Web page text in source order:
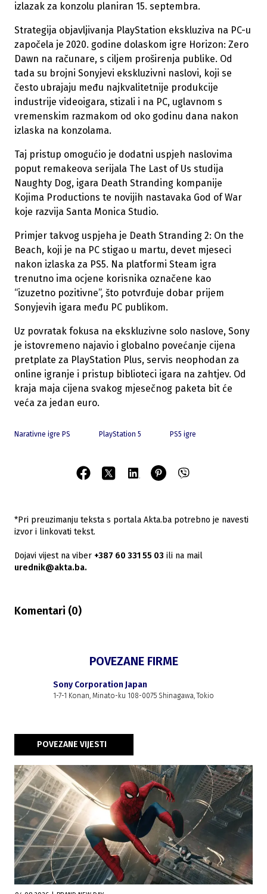
izlazak za konzolu planiran 15. septembra.
Strategija objavljivanja PlayStation ekskluziva na PC-u
započela je 2020. godine dolaskom igre Horizon: Zero
Dawn na računare, s ciljem proširenja publike. Od
tada su brojni Sonyjevi ekskluzivni naslovi, koji se
često ubrajaju među najkvalitetnije produkcije
industrije videoigara, stizali i na PC, uglavnom s
vremenskim razmakom od oko godinu dana nakon
izlaska na konzolama.
Taj pristup omogućio je dodatni uspjeh naslovima
poput remakeova serijala The Last of Us studija
Naughty Dog, igara Death Stranding kompanije
Kojima Productions te novijih nastavaka God of War
koje razvija Santa Monica Studio.
Primjer takvog uspjeha je Death Stranding 2: On the
Beach, koji je na PC stigao u martu, devet mjeseci
nakon izlaska za PS5. Na platformi Steam igra
trenutno ima ocjene korisnika označene kao
“izuzetno pozitivne”, što potvrđuje dobar prijem
Sonyjevih igara među PC publikom.
Uz povratak fokusa na ekskluzivne solo naslove, Sony
je istovremeno najavio i globalno povećanje cijena
pretplate za PlayStation Plus, servis neophodan za
online igranje i pristup biblioteci igara na zahtjev. Od
kraja maja cijena svakog mjesečnog paketa bit će
veća za jedan euro.
Narativne igre PS PlayStation 5 PS5 igre
*Pri preuzimanju teksta s portala Akta.ba potrebno je navesti
izvor i linkovati tekst.
Dojavi vijest na viber +387 60 331 55 03 ili na mail
urednik@akta.ba.
Komentari (0)
POVEZANE FIRME
Sony Corporation Japan
1-7-1 Konan, Minato-ku 108-0075 Shinagawa, Tokio
POVEZANE VIJESTI